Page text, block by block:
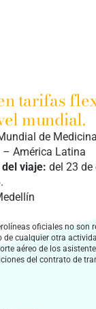
tarifas
mundial.
de
América Latina
viaje: del 23 de
oficiales no son
de cualquier otra
aéreo de los
del contrato de